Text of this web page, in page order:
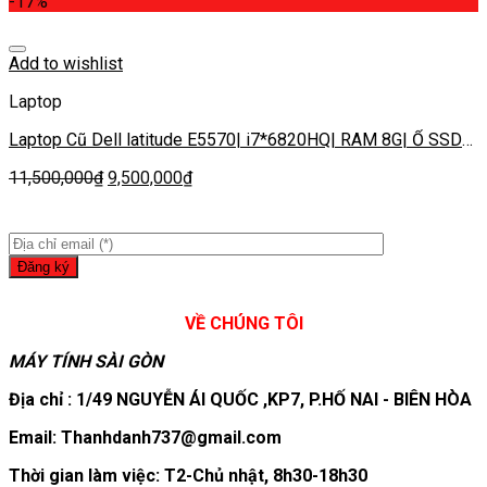
Add to wishlist
Laptop
Laptop Cũ Dell latitude E5570| i7*6820HQ| RAM 8G| Ổ SSD
11,500,000₫ 9,500,000₫
VỀ CHÚNG TÔI
MÁY TÍNH SÀI GÒN
Địa chỉ : 1/49 NGUYỄN ÁI QUỐC ,KP7, P.HỐ NAI - BIÊN HÒA
Email: Thanhdanh737@gmail.com
Thời gian làm việc: T2-Chủ nhật, 8h30-18h30